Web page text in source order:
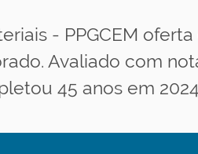
- PPGCEM
Avaliado com
45 anos em